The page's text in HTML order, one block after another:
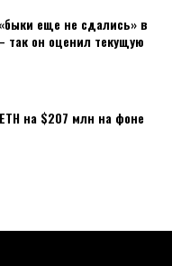
еще не сдались» в
он оценил текущую
на $207 млн на фоне